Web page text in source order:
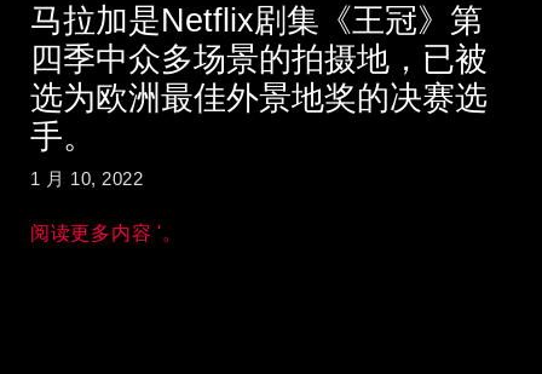
马拉加是Netflix剧集《王冠》第
四季中众多场景的拍摄地，已被
选为欧洲最佳外景地奖的决赛选
手。
1 月 10, 2022
阅读更多内容 '。